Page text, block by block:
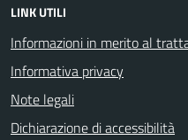
LINK UTILI
Informazioni in merito al
Informativa privacy
Note legali
Dichiarazione di accessibilità